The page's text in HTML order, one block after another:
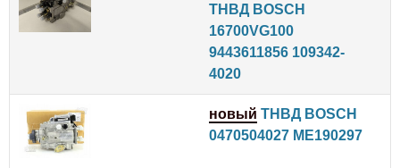
ТНВД BOSCH
16700VG100
9443611856 109342-
4020
новый ТНВД BOSCH
0470504027 ME190297